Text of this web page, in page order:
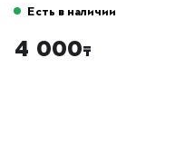
Есть в наличии
4 000₸